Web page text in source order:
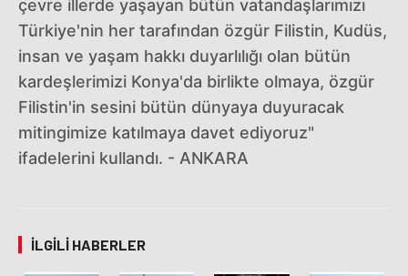
çevre illerde yaşayan bütün vatandaşlarımızı
Türkiye'nin her tarafından özgür Filistin, Kudüs,
insan ve yaşam hakkı duyarlılığı olan bütün
kardeşlerimizi Konya'da birlikte olmaya, özgür
Filistin'in sesini bütün dünyaya duyuracak
mitingimize katılmaya davet ediyoruz"
ifadelerini kullandı. - ANKARA
İLGILI HABERLER